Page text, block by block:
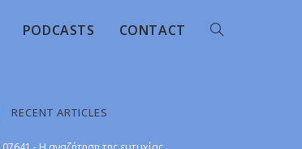
PODCASTS CONTACT
RECENT ARTICLES